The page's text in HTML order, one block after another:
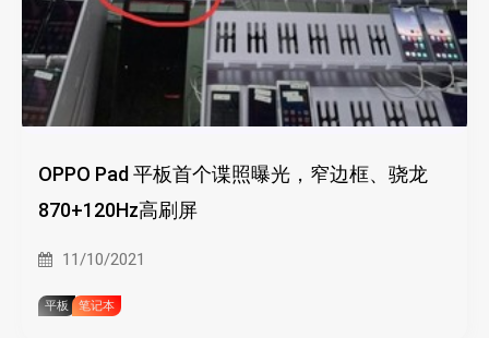
OPPO Pad 平板首个谍照曝光，窄边框、骁龙
870+120Hz高刷屏
11/10/2021
平板 笔记本